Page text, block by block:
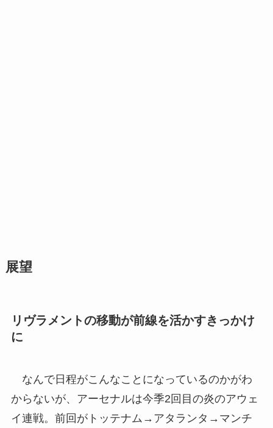
展望
リヴラメントの移動が前線を活かすきっかけ
に
なんで日程がこんなことになっているのかがわ
からないが、アーセナルは今季2回目の炎のアウェ
イ連戦。前回がトッテナム→アタランタ→マンチ